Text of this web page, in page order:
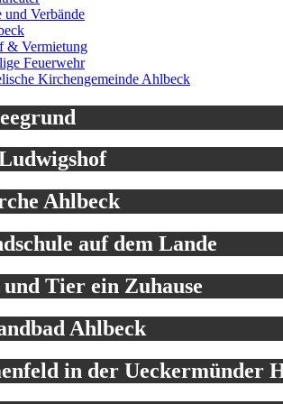
und Verbände
& Vermietung
Feuerwehr
Kirchengemeinde Ahlbeck
Ahlbeck
auf dem Lande
Tier ein Zuhause
Ahlbeck
in der Ueckermünder